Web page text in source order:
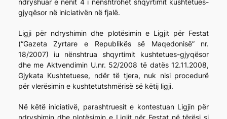
ndryshuar e nenit 4 i nënshtrohet shqyrtimit kushtetues-
gjyqësor në iniciativën në fjalë.
Ligji për ndryshimin dhe plotësimin e Ligjit për Festat
(“Gazeta Zyrtare e Republikës së Maqedonisë” nr.
18/2007) iu nënshtrua shqyrtimit kushtetues-gjyqësor
dhe me Aktvendimin U.nr. 52/2008 të datës 12.11.2008,
Gjykata Kushtetuese, ndër të tjera, nuk nisi procedurë
për vlerësimin e kushtetutshmërisë së këtij ligji.
Në këtë iniciativë, parashtruesit e kontestuan Ligjin për